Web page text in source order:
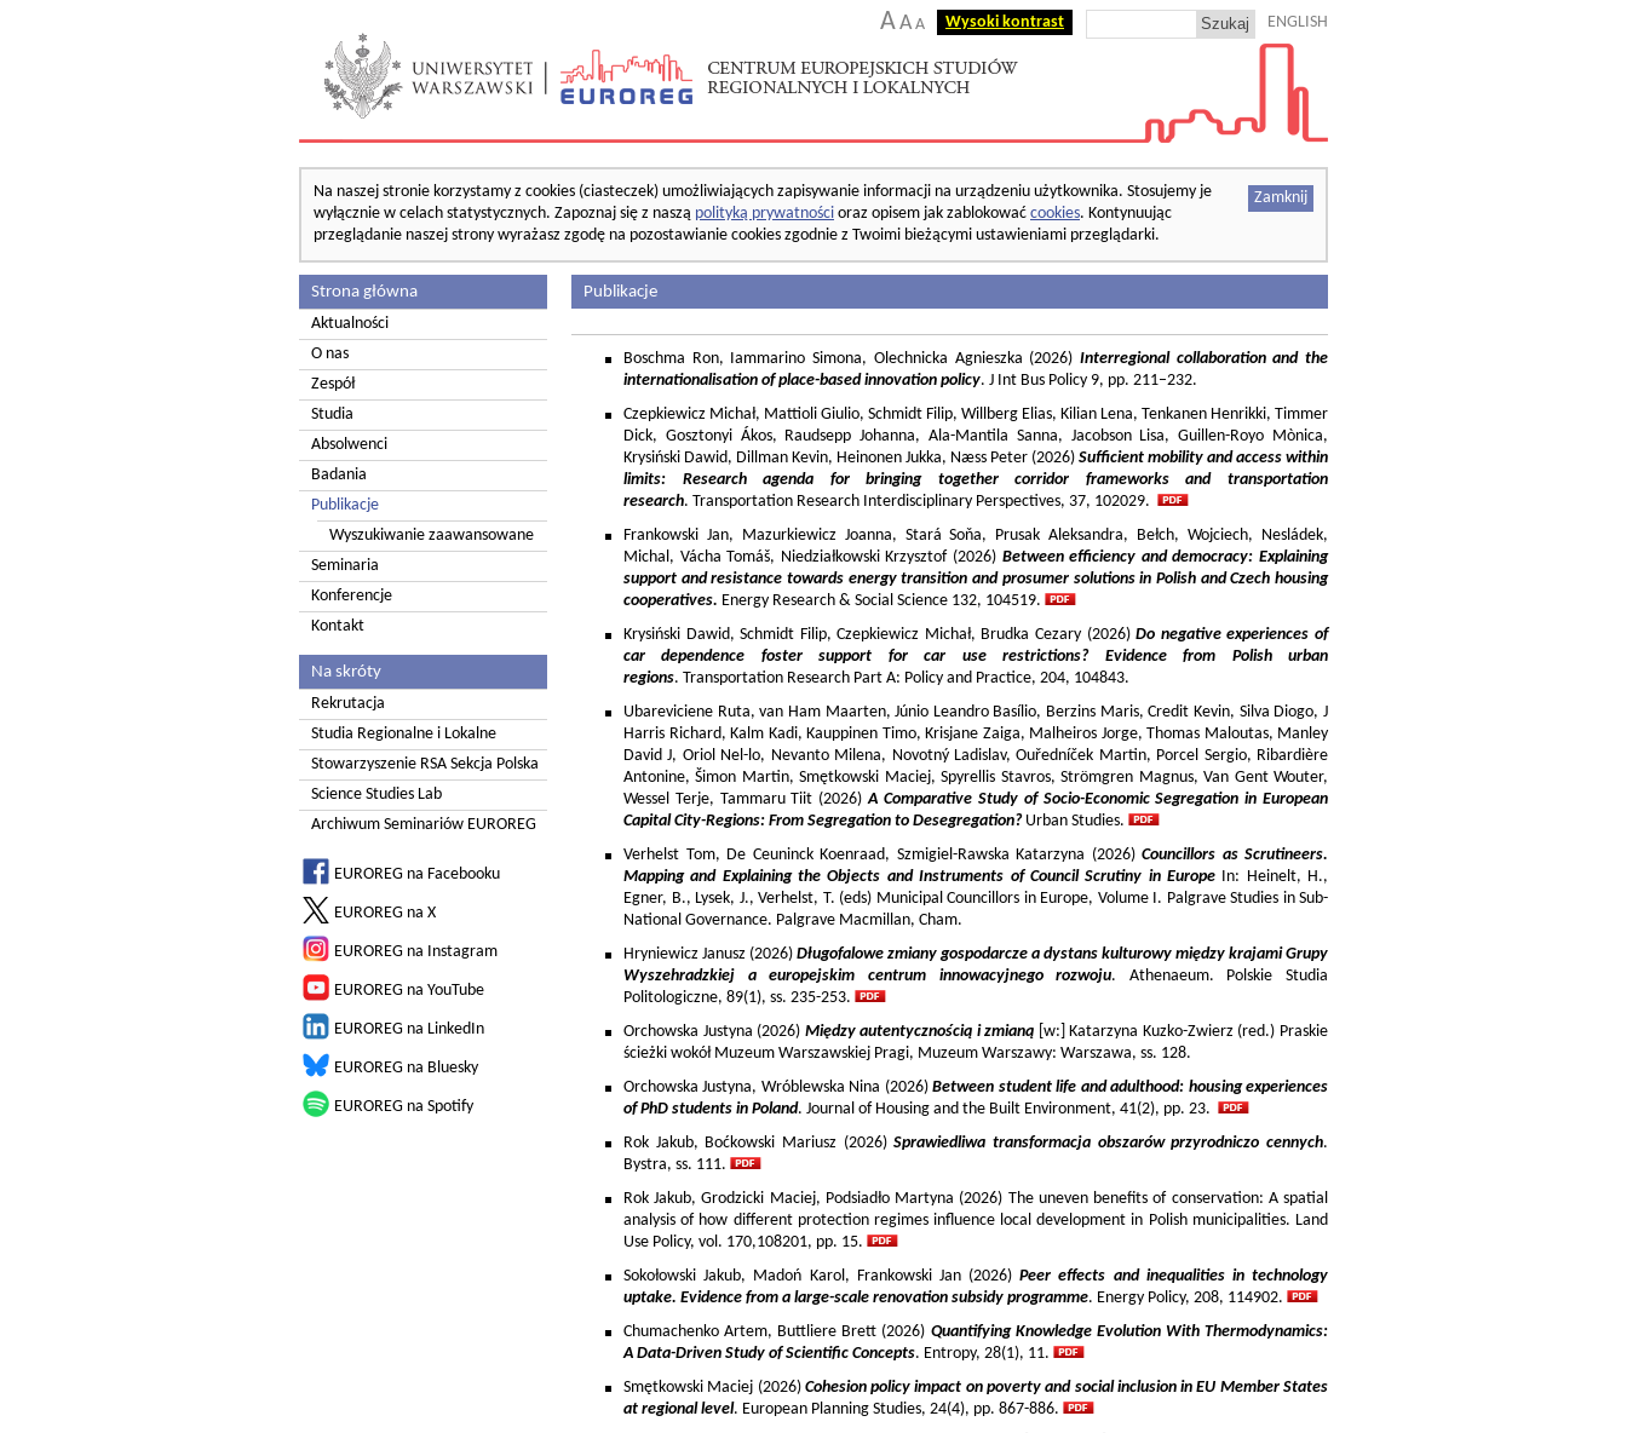
AA A Wysoki kontrast ENGLISH
Zamknij
Na naszej stronie korzystamy z cookies (ciasteczek) umożliwiających zapisywanie informacji na urządzeniu użytkownika. Stosujemy je
wyłącznie w celach statystycznych. Zapoznaj się z naszą polityką prywatności oraz opisem jak zablokować cookies. Kontynuując
przeglądanie naszej strony wyrażasz zgodę na pozostawianie cookies zgodnie z Twoimi bieżącymi ustawieniami przeglądarki.
Strona główna
Aktualności
O nas
Zespół
Studia
Absolwenci
Badania
Publikacje
Wyszukiwanie zaawansowane
Seminaria
Konferencje
Kontakt
Na skróty
Rekrutacja
Studia Regionalne i Lokalne
Stowarzyszenie RSA Sekcja Polska
Science Studies Lab
Archiwum Seminariów EUROREG
EUROREG na Facebooku
EUROREG na X
EUROREG na Instagram
EUROREG na YouTube
EUROREG na LinkedIn
EUROREG na Bluesky
EUROREG na Spotify
Publikacje
Boschma Ron, Iammarino Simona, Olechnicka Agnieszka (2026) Interregional collaboration and the
internationalisation of place-based innovation policy. J Int Bus Policy 9, pp. 211–232.
Czepkiewicz Michał, Mattioli Giulio, Schmidt Filip, Willberg Elias, Kilian Lena, Tenkanen Henrikki, Timmer
Dick, Gosztonyi Ákos, Raudsepp Johanna, Ala-Mantila Sanna, Jacobson Lisa, Guillen-Royo Mònica,
Krysiński Dawid, Dillman Kevin, Heinonen Jukka, Næss Peter (2026) Sufficient mobility and access within
limits: Research agenda for bringing together corridor frameworks and transportation
research. Transportation Research Interdisciplinary Perspectives, 37, 102029.
Frankowski Jan, Mazurkiewicz Joanna, Stará Soňa, Prusak Aleksandra, Bełch, Wojciech, Nesládek,
Michal, Vácha Tomáš, Niedziałkowski Krzysztof (2026) Between efficiency and democracy: Explaining
support and resistance towards energy transition and prosumer solutions in Polish and Czech housing
cooperatives. Energy Research & Social Science 132, 104519.
Krysiński Dawid, Schmidt Filip, Czepkiewicz Michał, Brudka Cezary (2026)Do negative experiences of
car dependence foster support for car use restrictions? Evidence from Polish urban
regions. Transportation Research Part A: Policy and Practice, 204, 104843.
Ubareviciene Ruta, van Ham Maarten, Júnio Leandro Basílio, Berzins Maris, Credit Kevin, Silva Diogo, J
Harris Richard, Kalm Kadi, Kauppinen Timo, Krisjane Zaiga, Malheiros Jorge, Thomas Maloutas, Manley
David J, Oriol Nel-lo, Nevanto Milena, Novotný Ladislav, Ouředníček Martin, Porcel Sergio, Ribardière
Antonine, Šimon Martin, Smętkowski Maciej, Spyrellis Stavros, Strömgren Magnus, Van Gent Wouter,
Wessel Terje, Tammaru Tiit (2026)A Comparative Study of Socio-Economic Segregation in European
Capital City-Regions: From Segregation to Desegregation?Urban Studies.
Verhelst Tom, De Ceuninck Koenraad, Szmigiel-Rawska Katarzyna (2026) Councillors as Scrutineers.
Mapping and Explaining the Objects and Instruments of Council Scrutiny in EuropeIn: Heinelt, H.,
Egner, B., Lysek, J., Verhelst, T. (eds) Municipal Councillors in Europe, Volume I. Palgrave Studies in Sub-
National Governance. Palgrave Macmillan, Cham.
Hryniewicz Janusz (2026) Długofalowe zmiany gospodarcze a dystans kulturowy między krajami Grupy
Wyszehradzkiej a europejskim centrum innowacyjnego rozwoju. Athenaeum. Polskie Studia
Politologiczne, 89(1), ss. 235-253.
Orchowska Justyna (2026) Między autentycznością i zmianą [w:] Katarzyna Kuzko-Zwierz (red.) Praskie
ścieżki wokół Muzeum Warszawskiej Pragi, Muzeum Warszawy: Warszawa, ss. 128.
Orchowska Justyna, Wróblewska Nina (2026)Between student life and adulthood: housing experiences
of PhD students in Poland. Journal of Housing and the Built Environment, 41(2), pp. 23.
Rok Jakub, Boćkowski Mariusz (2026)Sprawiedliwa transformacja obszarów przyrodniczo cennych.
Bystra, ss. 111.
Rok Jakub, Grodzicki Maciej, Podsiadło Martyna (2026) The uneven benefits of conservation: A spatial
analysis of how different protection regimes influence local development in Polish municipalities. Land
Use Policy, vol. 170,108201, pp. 15.
Sokołowski Jakub, Madoń Karol, Frankowski Jan (2026)Peer effects and inequalities in technology
uptake. Evidence from a large-scale renovation subsidy programme. Energy Policy, 208, 114902.
Chumachenko Artem, Buttliere Brett (2026) Quantifying Knowledge Evolution With Thermodynamics:
A Data-Driven Study of Scientific Concepts. Entropy, 28(1), 11.
Smętkowski Maciej (2026) Cohesion policy impact on poverty and social inclusion in EU Member States
at regional level. European Planning Studies, 24(4), pp. 867-886.